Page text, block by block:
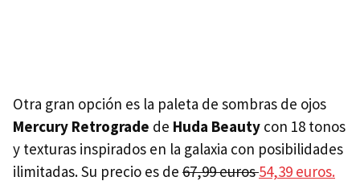
Otra gran opción es la paleta de sombras de ojos
Mercury Retrograde de Huda Beauty con 18 tonos
y texturas inspirados en la galaxia con posibilidades
ilimitadas. Su precio es de 67,99 euros54,39 euros.